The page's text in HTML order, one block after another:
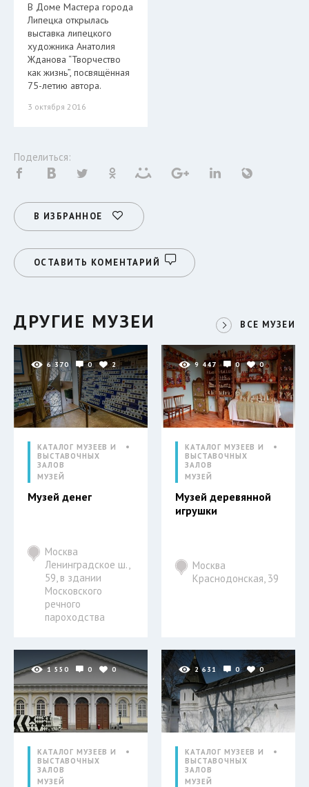
В Доме Мастера города
Липецка открылась
выставка липецкого
художника Анатолия
Жданова “Творчество
как жизнь”, посвящённая
75-летию автора.
3 октября 2016
Поделиться:
В ИЗБРАННОЕ
ОСТАВИТЬ КОМЕНТАРИЙ
ДРУГИЕ МУЗЕИ ВСЕ МУЗЕИ
6 370 0 2
КАТАЛОГ МУЗЕЕВ И
ВЫСТАВОЧНЫХ
ЗАЛОВ
МУЗЕЙ
Музей денег
Москва
Ленинградское ш.,
59, в здании
Московского
речного
пароходства
9 447 0 0
КАТАЛОГ МУЗЕЕВ И
ВЫСТАВОЧНЫХ
ЗАЛОВ
МУЗЕЙ
Музей деревянной
игрушки
Москва
Краснодонская, 39
1 550 0 0
КАТАЛОГ МУЗЕЕВ И
ВЫСТАВОЧНЫХ
ЗАЛОВ
МУЗЕЙ
2 631 0 0
КАТАЛОГ МУЗЕЕВ И
ВЫСТАВОЧНЫХ
ЗАЛОВ
МУЗЕЙ